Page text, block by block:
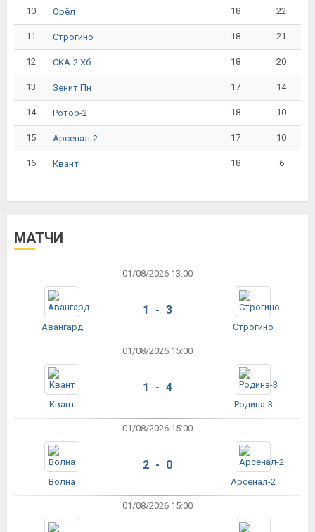
10 Орёл 18 22
11 Строгино 18 21
12 СКА-2 Хб 18 20
13 Зенит Пн 17 14
14 Ротор-2 18 10
15 Арсенал-2 17 10
16 Квант 18 6
МАТЧИ
01/08/2026 13:00
Авангард
1 - 3
Строгино
01/08/2026 15:00
Квант
1 - 4
Родина-3
01/08/2026 15:00
Волна
2 - 0
Арсенал-2
01/08/2026 15:00